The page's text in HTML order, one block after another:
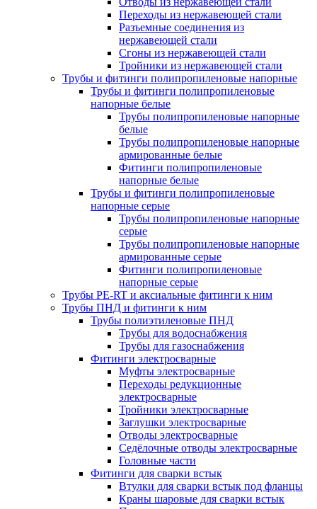
Переходы из нержавеющей стали
Разъемные соединения из
нержавеющей стали
Сгоны из нержавеющей стали
Тройники из нержавеющей стали
Трубы и фитинги полипропиленовые напорные
Трубы и фитинги полипропиленовые
напорные белые
Трубы полипропиленовые напорные
белые
Трубы полипропиленовые напорные
армированные белые
Фитинги полипропиленовые
напорные белые
Трубы и фитинги полипропиленовые
напорные серые
Трубы полипропиленовые напорные
серые
Трубы полипропиленовые напорные
армированные серые
Фитинги полипропиленовые
напорные серые
Трубы PE-RT и аксиальные фитинги к ним
Трубы ПНД и фитинги к ним
Трубы полиэтиленовые ПНД
Трубы для водоснабжения
Трубы для газоснабжения
Фитинги электросварные
Муфты электросварные
Переходы редукционные
электросварные
Тройники электросварные
Заглушки электросварные
Отводы электросварные
Седёлочные отводы электросварные
Головные части
Фитинги для сварки встык
Втулки для сварки встык под фланцы
Краны шаровые для сварки встык